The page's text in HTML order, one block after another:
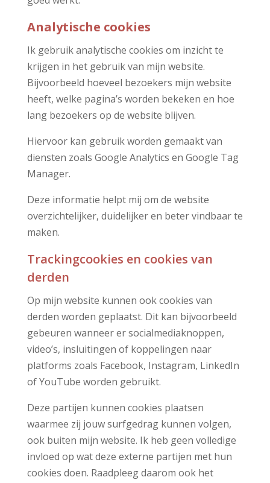
Analytische cookies
Ik gebruik analytische cookies om inzicht te
krijgen in het gebruik van mijn website.
Bijvoorbeeld hoeveel bezoekers mijn website
heeft, welke pagina’s worden bekeken en hoe
lang bezoekers op de website blijven.
Hiervoor kan gebruik worden gemaakt van
diensten zoals Google Analytics en Google Tag
Manager.
Deze informatie helpt mij om de website
overzichtelijker, duidelijker en beter vindbaar te
maken.
Trackingcookies en cookies van
derden
Op mijn website kunnen ook cookies van
derden worden geplaatst. Dit kan bijvoorbeeld
gebeuren wanneer er socialmediaknoppen,
video’s, insluitingen of koppelingen naar
platforms zoals Facebook, Instagram, LinkedIn
of YouTube worden gebruikt.
Deze partijen kunnen cookies plaatsen
waarmee zij jouw surfgedrag kunnen volgen,
ook buiten mijn website. Ik heb geen volledige
invloed op wat deze externe partijen met hun
cookies doen. Raadpleeg daarom ook het